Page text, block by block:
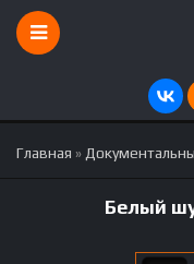
Главная »
Белый